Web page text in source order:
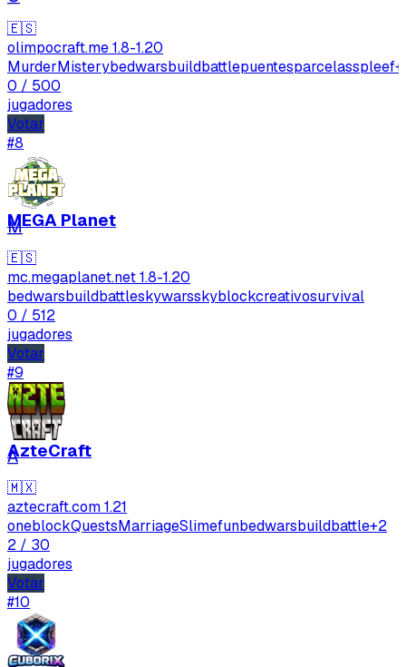
🇪🇸
olimpocraft.me1.8-1.20
MurderMisterybedwarsbuildbattlepuentesparcelasspleef
0 / 500
jugadores
Votar
#8
M
MEGA Planet
🇪🇸
mc.megaplanet.net1.8-1.20
bedwarsbuildbattleskywarsskyblockcreativosurvival
0 / 512
jugadores
Votar
#9
A
AzteCraft
🇲🇽
aztecraft.com1.21
oneblockQuestsMarriageSlimefunbedwarsbuildbattle+2
2 / 30
jugadores
Votar
#10
Enviar feedback